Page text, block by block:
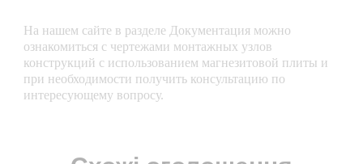
На нашем сайте в разделе Документация можно
ознакомиться с чертежами монтажных узлов
конструкций с использованием магнезитовой плиты и
при необходимости получить консультацию по
интересующему вопросу.